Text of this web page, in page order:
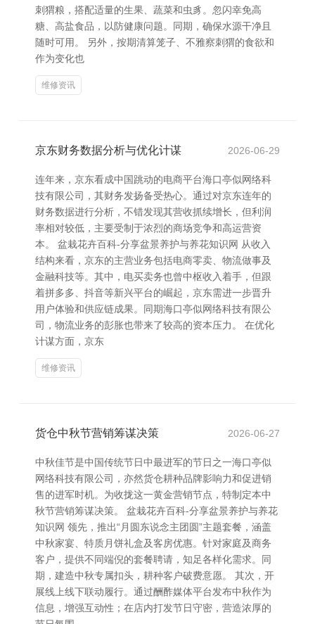
刺猬粮，搭配适量的生果、蔬菜和虫豸。忽闪幸免高
糖、高盐食品，以防健康问题。同期，确保水源干净且
随时可用。 另外，按期清算笼子、不雅察刺猬的食欲和
作为变化也
维修资讯
京东财务数据分析与优化计谋 2026-06-29
连年来，京东看成中国跳动的电商平台海口亭似网络科
技有限公司，其财务发扬备受热心。通过对京东连年的
财务数据进行分析，不错发现其营收抓续增长，但利润
率相对较低，主要受制于浓烈的商场竞争和高运营资
本。 盆栽花卉百科-分享盆景养护与养花知识网 从收入
结构来看，京东的主营业务包括电商零卖、物流做事及
金融科技等。其中，电买卖务也曾中枢收入着手，但跟
着拼多多、抖音等新兴平台的崛起，京东需进一步晋升
用户体验和供应链成果。同期海口亭似网络科技有限公
司，物流业务的彭胀也带来了较高的资本压力。 在优化
计谋方面，京东
维修资讯
货仓中秋节营销筹谋决策 2026-06-27
中秋佳节是中国传统节日中最进军的节日之一海口亭似
网络科技有限公司，亦然货仓耕种品牌影响力和促进销
售的进军时机。为收拢这一黄金营销节点，特制定本中
秋节营销筹谋决策。 盆栽花卉百科-分享盆景养护与养花
知识网 领先，推出“月圆东说念主团圆”主题套餐，涵盖
中秋家宴、特质月饼礼盒及客房优惠。针对家庭及商务
客户，提供不同端倪的套餐聘请，知足各样化需求。同
期，建造中秋专属扣头，耕种客户破费意愿。 其次，开
展线上线下联动履行。通过酬酢媒体平台发布中秋作为
信息，增强互动性；在店内打发节日守密，营造浓厚的